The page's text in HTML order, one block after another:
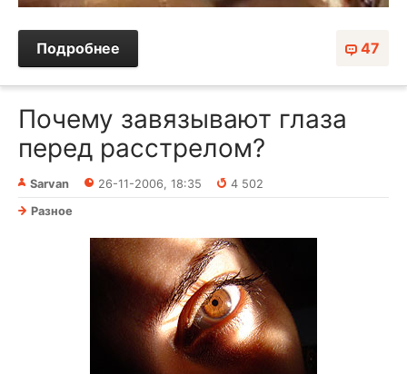
47
Подробнее
Почему завязывают глаза
перед расстрелом?
Sarvan 26-11-2006, 18:35
4 502
Разное